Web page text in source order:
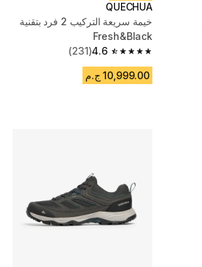
QUECHUA
خيمة سريعة التركيب 2 فرد بتقنية
Fresh&Black
4.6
4.6 out of 5 stars from 231 reviews
(231)
10,999.00 ج.م